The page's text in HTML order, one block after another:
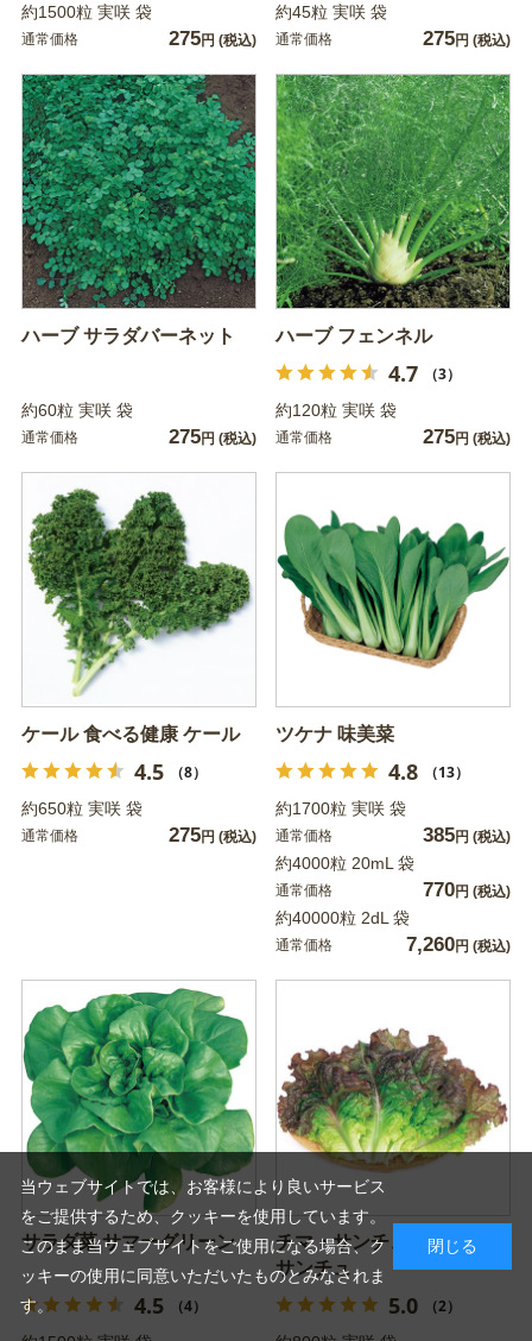
約1500粒 実咲 袋
通常価格 275円 (税込)
約45粒 実咲 袋
通常価格 275円 (税込)
ハーブ サラダバーネット
約60粒 実咲 袋
通常価格 275円 (税込)
ハーブ フェンネル
4.7 （3）
約120粒 実咲 袋
通常価格 275円 (税込)
ケール 食べる健康 ケール
4.5 （8）
約650粒 実咲 袋
通常価格 275円 (税込)
ツケナ 味美菜
4.8 （13）
約1700粒 実咲 袋
通常価格 385円 (税込)
約4000粒 20mL 袋
通常価格 770円 (税込)
約40000粒 2dL 袋
通常価格 7,260円 (税込)
サラダ菜 サマーグリーン
4.5 （4）
チマ・サンチュ 赤葉チマ・
サンチュ
5.0 （2）
当ウェブサイトでは、お客様により良いサービス
をご提供するため、クッキーを使用しています。
このまま当ウェブサイトをご使用になる場合、ク
ッキーの使用に同意いただいたものとみなされま
す。
閉じる